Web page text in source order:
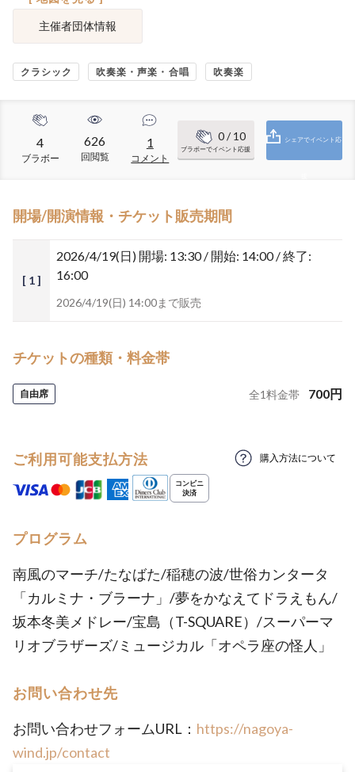
主催者団体情報
クラシック 吹奏楽・声楽・合唱 吹奏楽
4
ブラボー
626
回閲覧
1
コメント
0/ 10
ブラボーでイベント応援
シェアでイベント応
開場/開演情報・チケット販売期間
[ 1 ]
2026/4/19(日) 開場: 13:30 / 開始: 14:00 / 終了:
16:00
2026/4/19(日) 14:00まで販売
チケットの種類・料金帯
自由席 全1料金帯 700円
ご利用可能支払方法 購入方法について
プログラム
南風のマーチ/たなばた/稲穂の波/世俗カンタータ
「カルミナ・ブラーナ」/夢をかなえてドラえもん/
坂本冬美メドレー/宝島（T-SQUARE）/スーパーマ
リオブラザーズ/ミュージカル「オペラ座の怪人」
お問い合わせ先
お問い合わせフォームURL： https://nagoya-
wind.jp/contact